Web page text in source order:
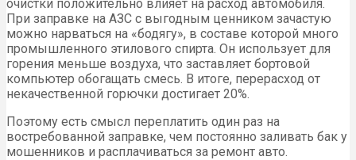
очистки положительно влияет на расход автомобиля.
При заправке на АЗС с выгодным ценником зачастую
можно нарваться на «бодягу», в составе которой много
промышленного этилового спирта. Он использует для
горения меньше воздуха, что заставляет бортовой
компьютер обогащать смесь. В итоге, перерасход от
некачественной горючки достигает 20%.
Поэтому есть смысл переплатить один раз на
востребованной заправке, чем постоянно заливать бак у
мошенников и расплачиваться за ремонт авто.